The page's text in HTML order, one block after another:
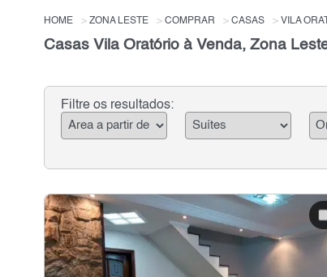
HOME ZONA LESTE COMPRAR CASAS VILA
Casas Vila Oratório à Venda, Zona
Filtre os resultados: